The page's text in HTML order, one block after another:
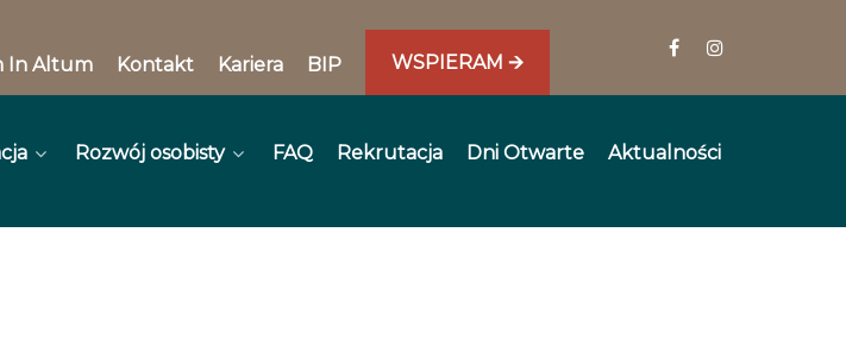
In Altum Kontakt Kariera BIP WSPIERAM 🡪
Rozwój osobisty FAQ Rekrutacja Dni Otwarte Aktualności